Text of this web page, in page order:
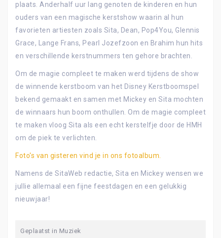
plaats. Anderhalf uur lang genoten de kinderen en hun
ouders van een magische kerstshow waarin al hun
favorieten artiesten zoals Sita, Dean, Pop4You, Glennis
Grace, Lange Frans, Pearl Jozefzoon en Brahim hun hits
en verschillende kerstnummers ten gehore brachten.
Om de magie compleet te maken werd tijdens de show
de winnende kerstboom van het Disney Kerstboomspel
bekend gemaakt en samen met Mickey en Sita mochten
de winnaars hun boom onthullen. Om de magie compleet
te maken vloog Sita als een echt kerstelfje door de HMH
om de piek te verlichten.
Foto's van gisteren vind je in ons fotoalbum.
Namens de SitaWeb redactie, Sita en Mickey wensen we
jullie allemaal een fijne feestdagen en een gelukkig
nieuwjaar!
Geplaatst in Muziek